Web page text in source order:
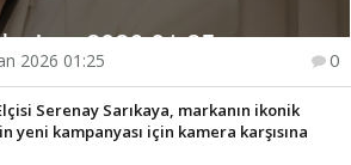
2026 01:25
2026 01:25 0
Serenay Sarıkaya, markanın ikonik
yeni kampanyası için kamera karşısına